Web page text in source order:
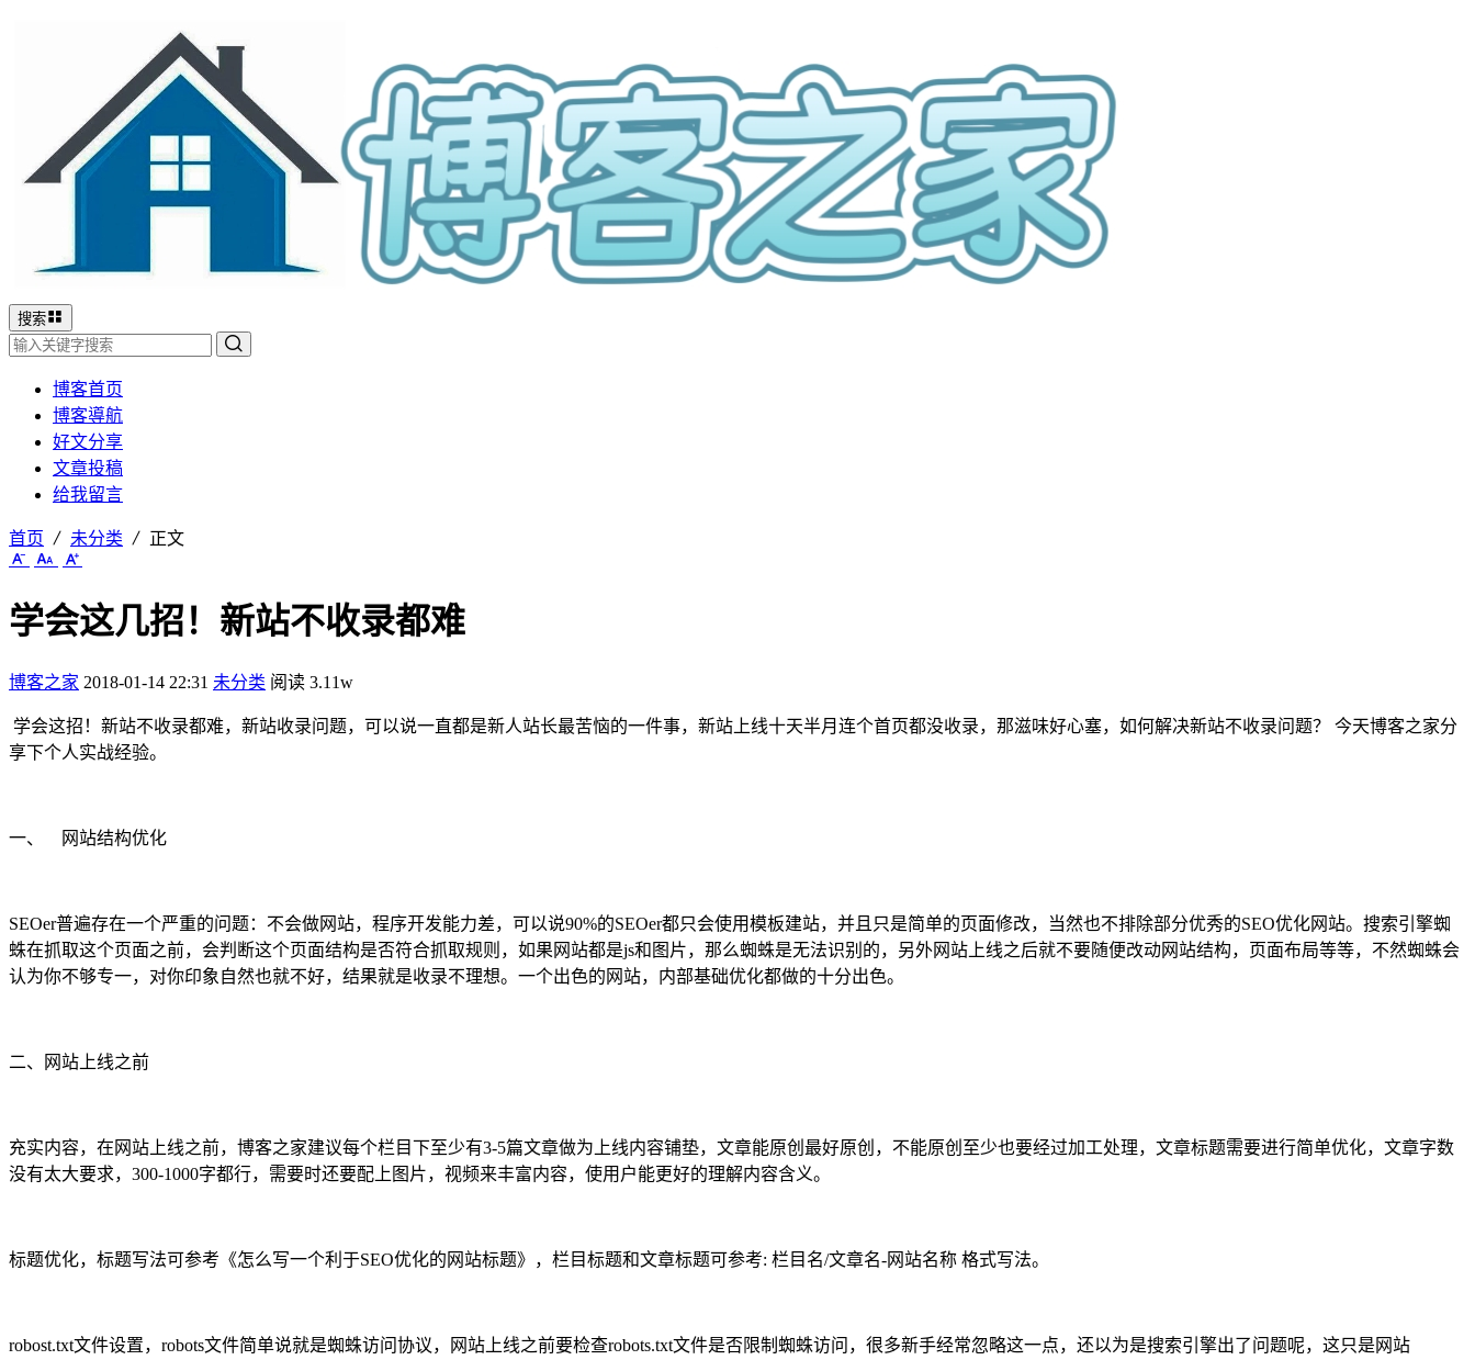
搜索
博客首页
博客導航
好文分享
文章投稿
给我留言
首页 未分类 正文
学会这几招！新站不收录都难
博客之家 2018-01-14 22:31 未分类 阅读 3.11w
学会这招！新站不收录都难，新站收录问题，可以说一直都是新人站长最苦恼的一件事，新站上线十天半月连个首页都没收录，那滋味好心塞，如何解决新站不收录问题？ 今天博客之家分
享下个人实战经验。
一、 网站结构优化
SEOer普遍存在一个严重的问题：不会做网站，程序开发能力差，可以说90%的SEOer都只会使用模板建站，并且只是简单的页面修改，当然也不排除部分优秀的SEO优化网站。搜索引擎蜘
蛛在抓取这个页面之前，会判断这个页面结构是否符合抓取规则，如果网站都是js和图片，那么蜘蛛是无法识别的，另外网站上线之后就不要随便改动网站结构，页面布局等等，不然蜘蛛会
认为你不够专一，对你印象自然也就不好，结果就是收录不理想。一个出色的网站，内部基础优化都做的十分出色。
二、网站上线之前
充实内容，在网站上线之前，博客之家建议每个栏目下至少有3-5篇文章做为上线内容铺垫，文章能原创最好原创，不能原创至少也要经过加工处理，文章标题需要进行简单优化，文章字数
没有太大要求，300-1000字都行，需要时还要配上图片，视频来丰富内容，使用户能更好的理解内容含义。
标题优化，标题写法可参考《怎么写一个利于SEO优化的网站标题》，栏目标题和文章标题可参考: 栏目名/文章名-网站名称 格式写法。
robost.txt文件设置，robots文件简单说就是蜘蛛访问协议，网站上线之前要检查robots.txt文件是否限制蜘蛛访问，很多新手经常忽略这一点，还以为是搜索引擎出了问题呢，这只是网站